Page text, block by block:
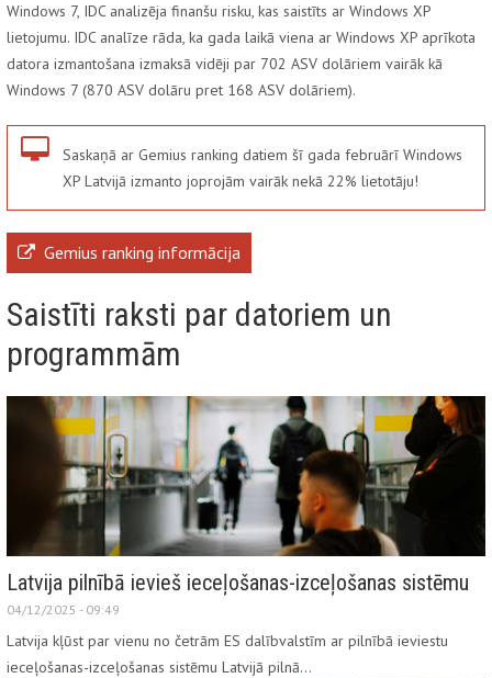
Windows 7, IDC analizēja finanšu risku, kas saistīts ar Windows XP
lietojumu. IDC analīze rāda, ka gada laikā viena ar Windows XP aprīkota
datora izmantošana izmaksā vidēji par 702 ASV dolāriem vairāk kā
Windows 7 (870 ASV dolāru pret 168 ASV dolāriem).
Saskaņā ar Gemius ranking datiem šī gada februārī Windows
XP Latvijā izmanto joprojām vairāk nekā 22% lietotāju!
Gemius ranking informācija
Saistīti raksti par datoriem un
programmām
Latvija pilnībā ievieš ieceļošanas-izceļošanas sistēmu
04/12/2025 - 09:49
Latvija kļūst par vienu no četrām ES dalībvalstīm ar pilnībā ieviestu
ieceļošanas-izceļošanas sistēmu Latvijā pilnā…